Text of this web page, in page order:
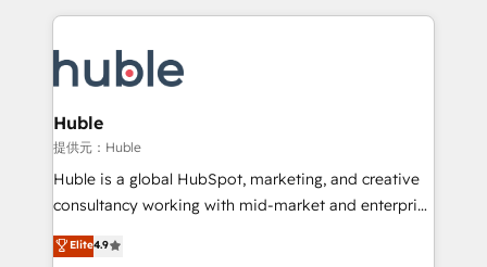
new HubSpot portal with Advanced Website and
CRM Migrations using our in-house "HubScrub" Tool.
entirely around coaching and training. That means
skills, processes, and internal team you need to
attract the right buyers, close deals faster, and grow
without outside dependencies. You’ll learn how to: •
Set up, audit, and organize your HubSpot portal •
Get your sales team fully using HubSpot • Track
pipeline and revenue across the entire buyer journey
growth • Create content and videos that attract
Huble
提供元：Huble
Huble is a global HubSpot, marketing, and creative
consultancy working with mid-market and enterprise
businesses. We go beyond implementation, shaping
the strategy, processes, and teams that turn
Elite4.9